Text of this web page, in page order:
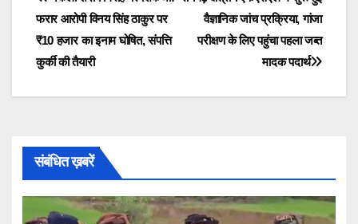
navigation
वैज्ञानिक जांच प्रक्रिया, गांजा
परीक्षण के लिए पहुंचा पहला जब्त
मादक पदार्थ
फरार आरोपी विनय सिंह ठाकुर पर
₹10 हजार का इनाम घोषित, संपत्ति
कुर्की की तैयारी
संबंधित ख़बरें